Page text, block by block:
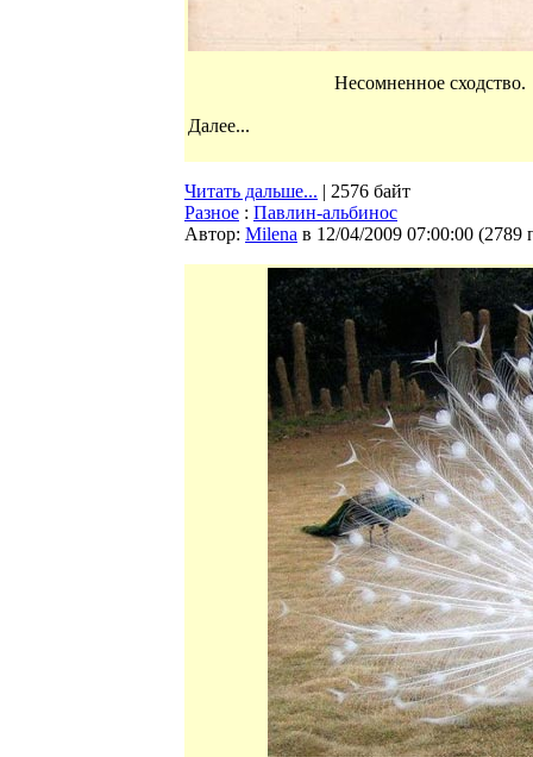
Несомненное сходство.
Далее...
Читать дальше... | 2576 байт
Разное : Павлин-альбинос
Автор: Milena в 12/04/2009 07:00:00 (2789